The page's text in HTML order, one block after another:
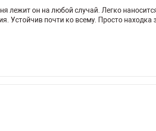
лежит он на любой случай. Легко
Устойчив почти ко всему. Просто находка